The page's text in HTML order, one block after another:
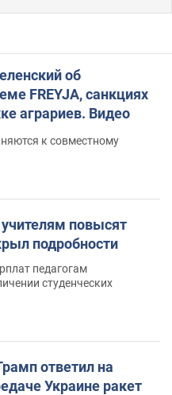
об
FREYJA, санкциях
аграриев. Видео
к совместному
повысят
подробности
педагогам
студенческих
ответил на
Украине ракет